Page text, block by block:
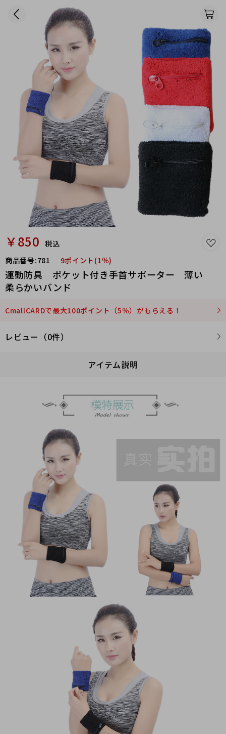
￥850 税込
商品番号:781 9ポイント(1％)
運動防具 ポケット付き手首サポーター 薄い
柔らかいバンド
CmallCARDで最大100ポイント（5％）がもらえる！
レビュー（0件）
アイテム説明